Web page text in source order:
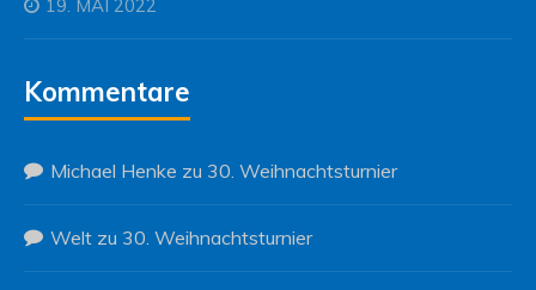
19. MAI 2022
Kommentare
Michael Henke zu 30. Weihnachtsturnier
Welt zu 30. Weihnachtsturnier